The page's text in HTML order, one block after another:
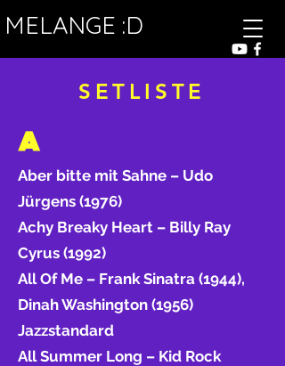
MELANGE :D
SETLISTE
A
Aber bitte mit Sahne – Udo
Jürgens (1976)
Achy Breaky Heart – Billy Ray
Cyrus (1992)
All Of Me – Frank Sinatra (1944),
Dinah Washington (1956)
Jazzstandard
All Summer Long – Kid Rock